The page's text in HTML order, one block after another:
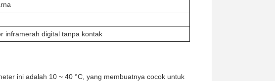
inframerah digital tanpa kontak
ini adalah 10 ~ 40 °C, yang membuatnya cocok untuk